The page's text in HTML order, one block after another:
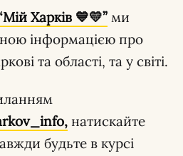
Харків 💙💛” ми
інформацією про
та області, та у світі.
натискайте
будьте в курсі